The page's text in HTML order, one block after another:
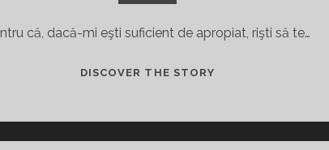
că, dacă-mi eşti suficient de apropiat, rişti să te…
DISCOVER THE STORYNU